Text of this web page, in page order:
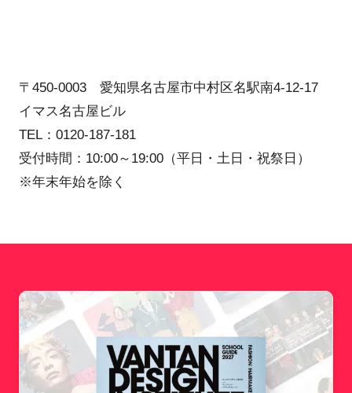
〒450-0003 愛知県名古屋市中村区名駅南4-12-17
イマス名古屋ビル
TEL：0120-187-181
受付時間：10:00～19:00（平日・土日・祝祭日）
※年末年始を除く